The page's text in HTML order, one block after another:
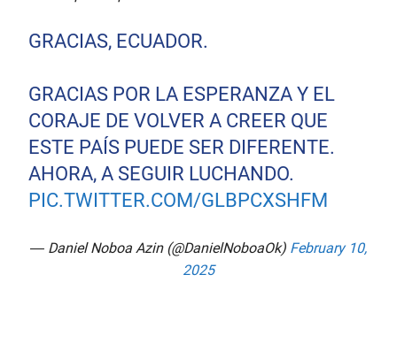
GRACIAS, ECUADOR.
GRACIAS POR LA ESPERANZA Y EL
CORAJE DE VOLVER A CREER QUE
ESTE PAÍS PUEDE SER DIFERENTE.
AHORA, A SEGUIR LUCHANDO.
PIC.TWITTER.COM/GLBPCXSHFM
— Daniel Noboa Azin (@DanielNoboaOk) February 10,
2025